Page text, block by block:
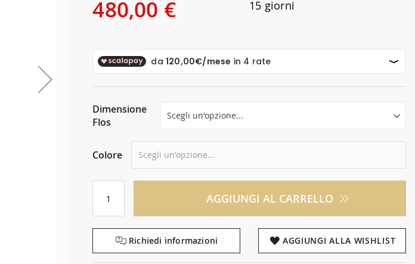
480,00 € 15 giorni
Dimensione
Flos
Colore
AGGIUNGI AL CARRELLO
Richiedi informazioni AGGIUNGI ALLA WISHLIST